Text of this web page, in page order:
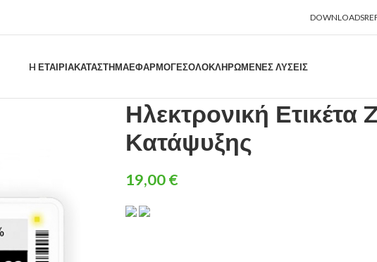
DOWNLOADS
H ΕΤΑΙΡΊΑΚΑΤΑΣΤΗΜΑΕΦΑΡΜΟΓΈΣΟΛΟΚΛΗΡΩΜΈΝΕΣ ΛΎΣΕΙΣ
Ηλεκτρονική Ετικέτα
Κατάψυξης
19,00€